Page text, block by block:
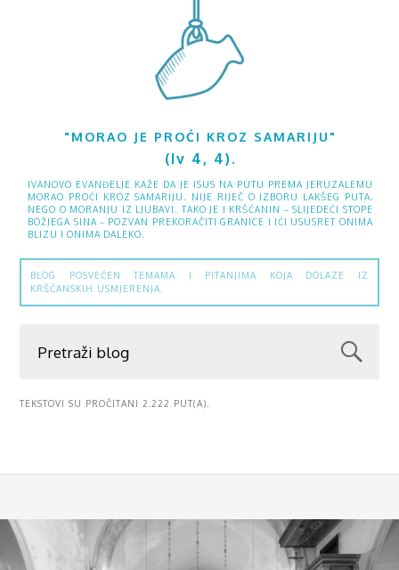
"MORAO JE PROĆI KROZ SAMARIJU"
(Iv 4, 4).
IVANOVO EVANĐELJE KAŽE DA JE ISUS NA PUTU PREMA JERUZALEMU
MORAO PROĆI KROZ SAMARIJU. NIJE RIJEČ O IZBORU LAKŠEG PUTA,
NEGO O MORANJU IZ LJUBAVI. TAKO JE I KRŠĆANIN – SLIJEDEĆI STOPE
BOŽJEGA SINA – POZVAN PREKORAČITI GRANICE I IĆI USUSRET ONIMA
BLIZU I ONIMA DALEKO.
BLOG POSVEĆEN TEMAMA I PITANJIMA KOJA DOLAZE IZ
KRŠĆANSKIH USMJERENJA.
TEKSTOVI SU PROČITANI 2.222 PUT(A).